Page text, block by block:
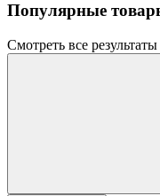
Популярные
Смотреть все результаты